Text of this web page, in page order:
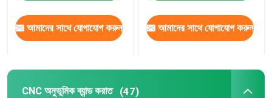
আমাদের সাথে যোগাযোগ করুন আমাদের সাথে যোগাযোগ করুন
CNC অনুভূমিক ব্যান্ড করাত (47)